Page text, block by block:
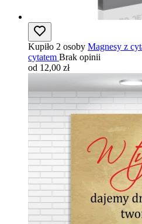
Kupiło 2 osoby Magnesy z
cytatem Brak opinii
od 12,00 zł